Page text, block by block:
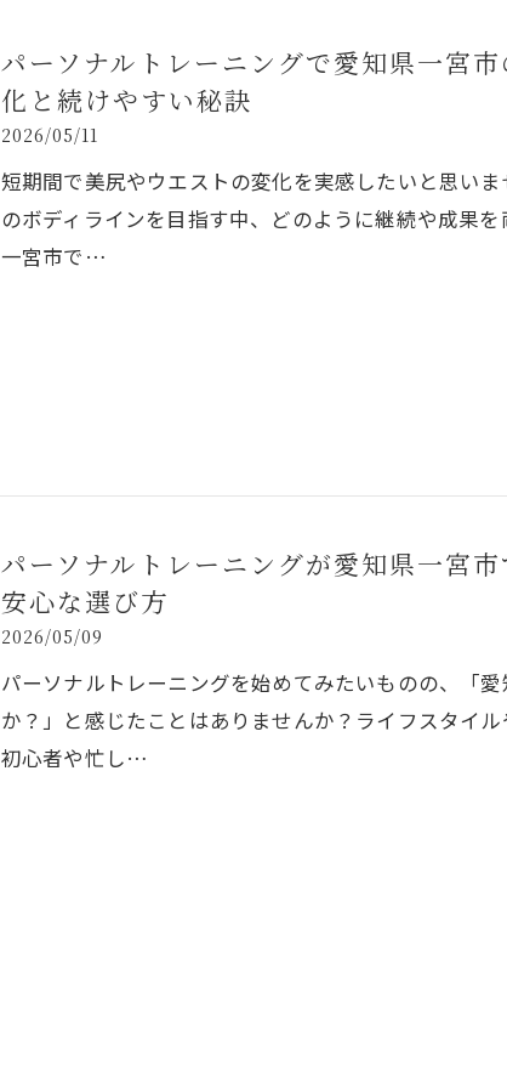
パーソナルトレーニングで愛知県一宮
化と続けやすい秘訣
2026/05/11
短期間で美尻やウエストの変化を実感したいと思い
のボディラインを目指す中、どのように継続や成果
一宮市で…
パーソナルトレーニングが愛知県一宮
安心な選び方
2026/05/09
パーソナルトレーニングを始めてみたいものの、「
か？」と感じたことはありませんか？ライフスタイ
初心者や忙し…